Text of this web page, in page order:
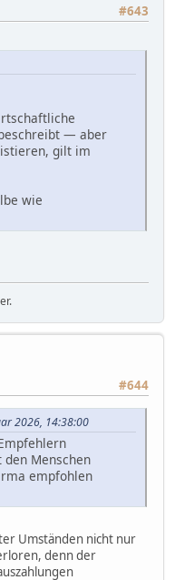
#643
— aber
gilt im
wie
#644
2026, 14:38:00
Menschen
empfohlen
Umständen nicht nur
denn der